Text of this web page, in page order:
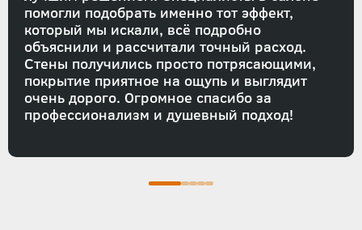
помогли подобрать именно тот эффект,
который мы искали, всё подробно
объяснили и рассчитали точный расход.
Стены получились просто потрясающими,
покрытие приятное на ощупь и выглядит
очень дорого. Огромное спасибо за
профессионализм и душевный подход!